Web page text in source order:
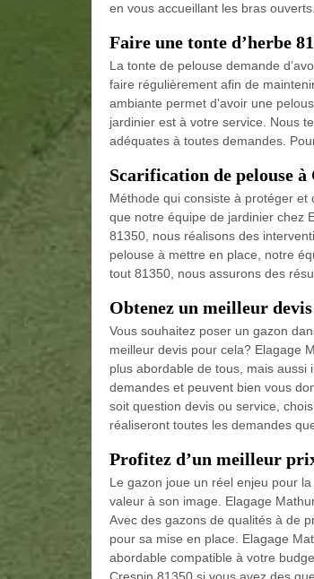
en vous accueillant les bras ouverts.
Faire une tonte d’herbe
La tonte de pelouse demande
faire régulièrement afin de
ambiante permet d'avoir une
jardinier est à votre service. Nous
adéquates à toutes demandes.
Scarification de pelouse à
Méthode qui consiste à protéger
que notre équipe de jardinier chez
81350, nous réalisons des
pelouse à mettre en place, notre
tout 81350, nous assurons des
Obtenez un meilleur
Vous souhaitez poser un gazon
meilleur devis pour cela? Elagage
plus abordable de tous, mais
demandes et peuvent bien vous
soit question devis ou service,
réaliseront toutes les demandes
Profitez d’un meilleur
Le gazon joue un réel enjeu pour
valeur à son image. Elagage
Avec des gazons de qualités à de
pour sa mise en place. Elagage
abordable compatible à votre